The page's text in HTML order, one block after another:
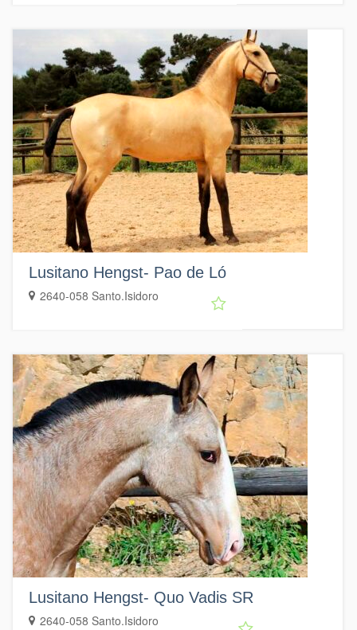
Lusitano Hengst- Pao de Ló
2640-058 Santo.Isidoro
Lusitano Hengst- Quo Vadis SR
2640-058 Santo.Isidoro